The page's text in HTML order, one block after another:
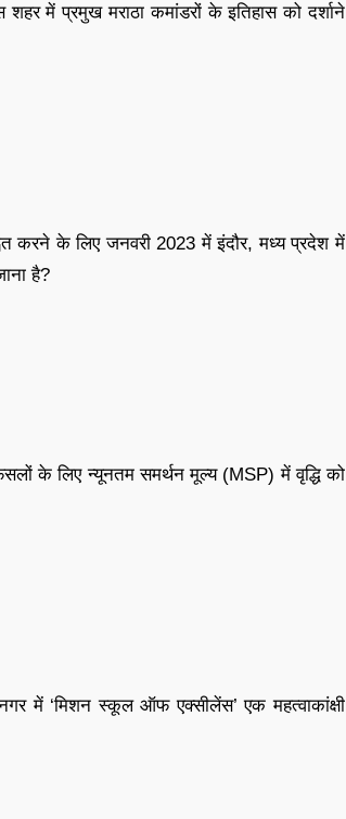
में प्रमुख मराठा कमांडरों के इतिहास को दर्शाने
करने के लिए जनवरी 2023 में इंदौर, मध्य प्रदेश में
है?
के लिए न्यूनतम समर्थन मूल्य (MSP) में वृद्धि को
में ‘मिशन स्कूल ऑफ एक्सीलेंस’ एक महत्वाकांक्षी